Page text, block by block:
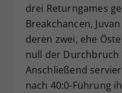
drei Returngames
Breakchancen,
deren zwei, ehe
null der Durchbruch
Anschließend
nach 40:0-Führung